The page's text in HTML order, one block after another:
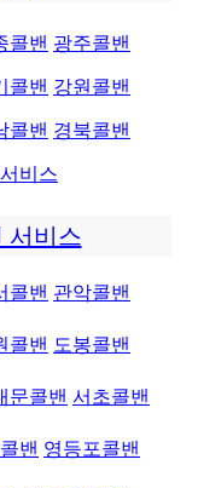
콜밴 광주콜밴
콜밴 강원콜밴
콜밴 경북콜밴
비스
서비스
콜밴 관악콜밴
콜밴 도봉콜밴
문콜밴 서초콜밴
밴 영등포콜밴